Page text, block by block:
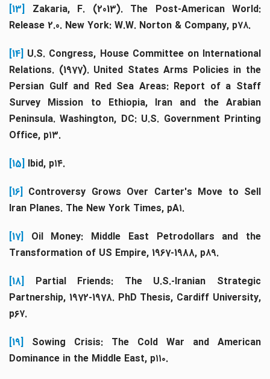
[13]Zakaria, F. (2013). The Post-American World:
Release 2.0. New York: W.W. Norton & Company, p۷۸.
[14]U.S. Congress, House Committee on International
Relations. (1977). United States Arms Policies in the
Persian Gulf and Red Sea Areas: Report of a Staff
Survey Mission to Ethiopia, Iran and the Arabian
Peninsula. Washington, DC: U.S. Government Printing
Office, p۱۳.
[15] Ibid, p۱۴.
[16]Controversy Grows Over Carter's Move to Sell
Iran Planes. The New York Times, pA۱.
[17] Oil Money: Middle East Petrodollars and the
Transformation of US Empire, 1967-1988, p۸۹.
[18]
Partial Friends: The U.S.-Iranian Strategic
Partnership, 1972-1978. PhD Thesis, Cardiff University,
p۶۷.
[19]
Sowing Crisis: The Cold War and American
Dominance in the Middle East, p۱۱۰.